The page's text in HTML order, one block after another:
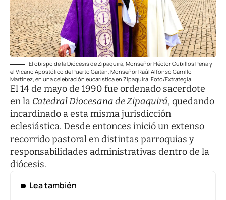
El obispo de la Diócesis de Zipaquirá, Monseñor Héctor Cubillos Peña y
el Vicario Apostólico de Puerto Gaitán, Monseñor Raúl Alfonso Carrillo
Martínez, en una celebración eucarística en Zipaquirá. Foto/Extrategia.
El 14 de mayo de 1990 fue ordenado sacerdote
en la Catedral Diocesana de Zipaquirá, quedando
incardinado a esta misma jurisdicción
eclesiástica. Desde entonces inició un extenso
recorrido pastoral en distintas parroquias y
responsabilidades administrativas dentro de la
diócesis.
Lea también